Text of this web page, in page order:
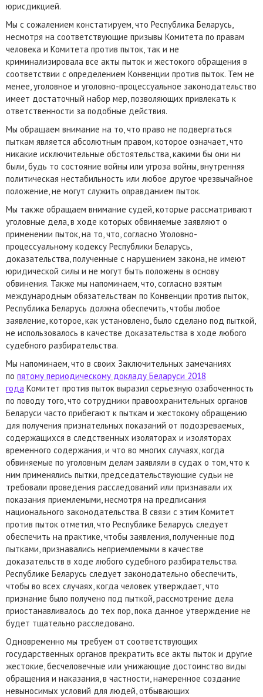
юрисдикцией.
Мы с сожалением констатируем, что Республика Беларусь,
несмотря на соответствующие призывы Комитета по правам
человека и Комитета против пыток, так и не
криминализировала все акты пыток и жестокого обращения в
соответствии с определением Конвенции против пыток. Тем не
менее, уголовное и уголовно-процессуальное законодательство
имеет достаточный набор мер, позволяющих привлекать к
ответственности за подобные действия.
Мы обращаем внимание на то, что право не подвергаться
пыткам является абсолютным правом, которое означает, что
никакие исключительные обстоятельства, какими бы они ни
были, будь то состояние войны или угроза войны, внутренняя
политическая нестабильность или любое другое чрезвычайное
положение, не могут служить оправданием пыток.
Мы также обращаем внимание судей, которые рассматривают
уголовные дела, в ходе которых обвиняемые заявляют о
применении пыток, на то, что, согласно Уголовно-
процессуальному кодексу Республики Беларусь,
доказательства, полученные с нарушением закона, не имеют
юридической силы и не могут быть положены в основу
обвинения. Также мы напоминаем, что, согласно взятым
международным обязательствам по Конвенции против пыток,
Республика Беларусь должна обеспечить, чтобы любое
заявление, которое, как установлено, было сделано под пыткой,
не использовалось в качестве доказательства в ходе любого
судебного разбирательства.
Мы напоминаем, что в своих Заключительных замечаниях
по пятому периодическому докладу Беларуси 2018
года Комитет против пыток выразил серьезную озабоченность
по поводу того, что сотрудники правоохранительных органов
Беларуси часто прибегают к пыткам и жестокому обращению
для получения признательных показаний от подозреваемых,
содержащихся в следственных изоляторах и изоляторах
временного содержания, и что во многих случаях, когда
обвиняемые по уголовным делам заявляли в судах о том, что к
ним применялись пытки, председательствующие судьи не
требовали проведения расследований или признавали их
показания приемлемыми, несмотря на предписания
национального законодательства. В связи с этим Комитет
против пыток отметил, что Республике Беларусь следует
обеспечить на практике, чтобы заявления, полученные под
пытками, признавались неприемлемыми в качестве
доказательств в ходе любого судебного разбирательства.
Республике Беларусь следует законодательно обеспечить,
чтобы во всех случаях, когда человек утверждает, что
признание было получено под пыткой, рассмотрение дела
приостанавливалось до тех пор, пока данное утверждение не
будет тщательно расследовано.
Одновременно мы требуем от соответствующих
государственных органов прекратить все акты пыток и другие
жестокие, бесчеловечные или унижающие достоинство виды
обращения и наказания, в частности, намеренное создание
невыносимых условий для людей, отбывающих